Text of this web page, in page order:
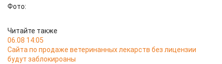
Фото:
Читайте также
06.08 14:05
Сайта по продаже ветеринанных лекарств без лицензии
будут заблокироаны